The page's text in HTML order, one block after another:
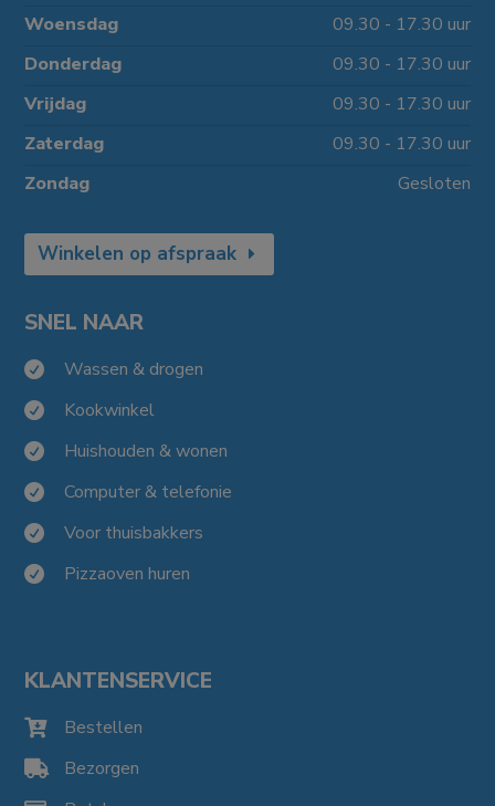
Woensdag
09.30 - 17.30 uur
Donderdag
09.30 - 17.30 uur
Vrijdag
09.30 - 17.30 uur
Zaterdag
09.30 - 17.30 uur
Zondag
Gesloten
Winkelen op afspraak
SNEL NAAR
 Wassen & drogen
 Kookwinkel
 Huishouden & wonen
 Computer & telefonie
 Voor thuisbakkers
 Pizzaoven huren
KLANTENSERVICE
 Bestellen
 Bezorgen